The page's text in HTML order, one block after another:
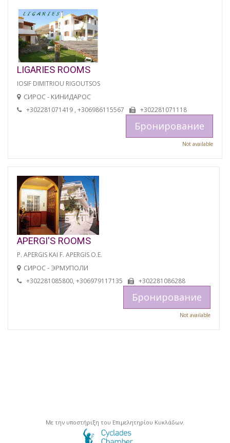
LIGARIES ROOMS
IOSIF DIMITRIOU RIGOUTSOS
СИРОС - КИНИДАРОС
+302281071419 , +306986115567 +302281071118
Бронирование
Not available
APERGI'S ROOMS
P. APERGIS KAI F. APERGIS O.E.
СИРОС - ЭРМУПОЛИ
+302281085800, +306979117135 +302281086288
Бронирование
Not available
Με την υποστήριξη του Επιμελητηρίου Κυκλάδων.